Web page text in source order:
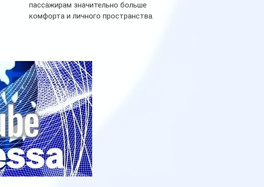
пассажирам значительно больше
комфорта и личного пространства.
индивидуальные шторки у каждого
спального места. Они позволят
пассажирам закрыть свою полку во
время сна или отдыха, создав ощуще